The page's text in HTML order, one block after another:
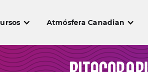
Atmósfera Canadian